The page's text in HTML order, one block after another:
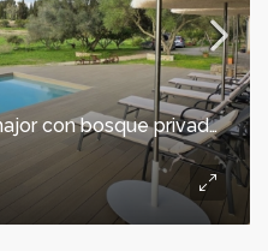
Pintoresca casa en Llucmajor con bosque privado y vistas a Randa